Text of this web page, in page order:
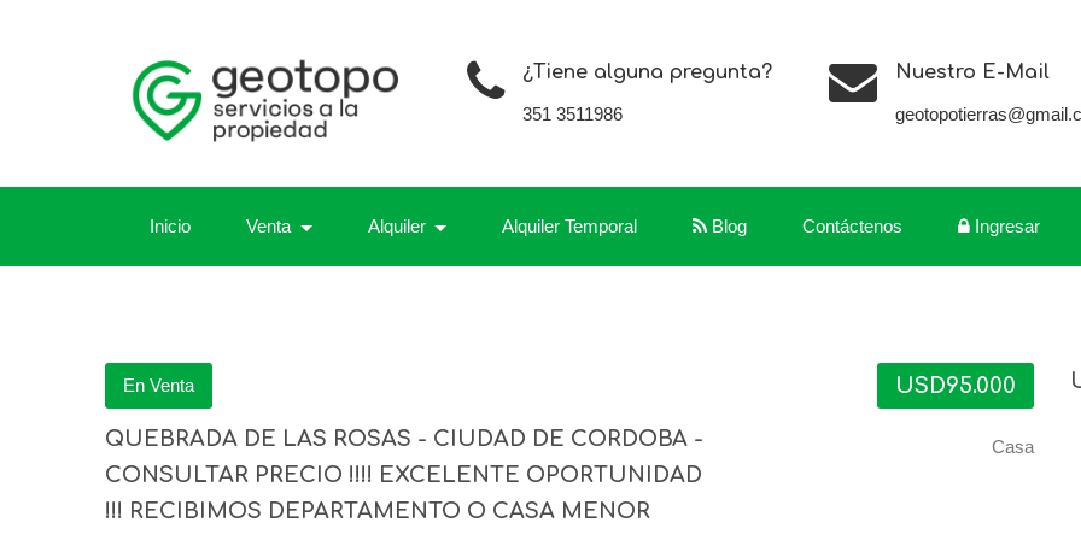
¿Tiene alguna pregunta?
351 3511986
Nuestro E-Mail
Inicio Venta Alquiler Alquiler Temporal Blog Contáctenos Ingresar
En Venta
QUEBRADA DE LAS ROSAS - CIUDAD DE CORDOBA -
CONSULTAR PRECIO !!!! EXCELENTE OPORTUNIDAD
!!! RECIBIMOS DEPARTAMENTO O CASA MENOR
USD95.000
Casa